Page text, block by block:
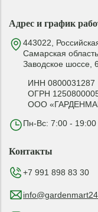
Адрес и график
443022,
Самарская
Заводское шоссе,
ИНН 0800031287
ОГРН
ООО
Пн-Вс: 7:00 -
Контакты
+7 991 898 83 30